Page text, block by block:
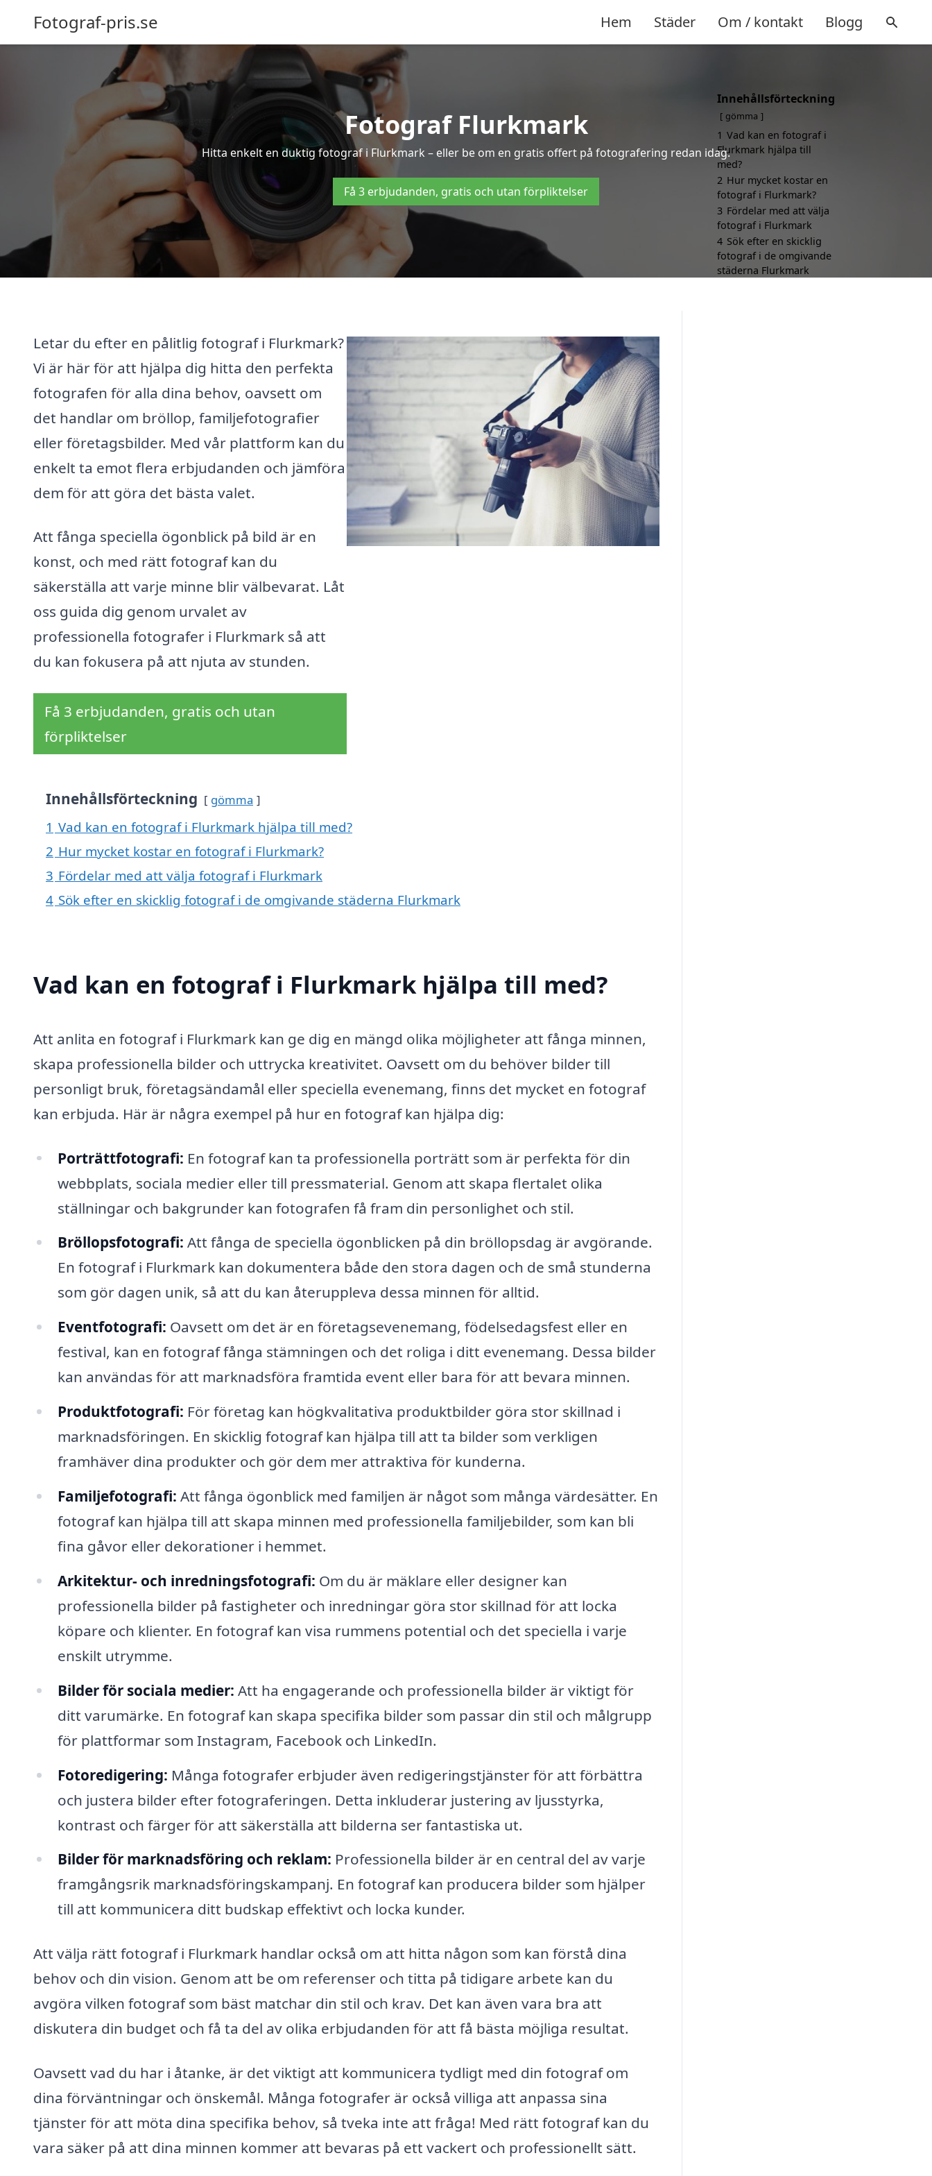
Fotograf-pris.se Hem Städer Om / kontakt Blogg
Fotograf Flurkmark
Hitta enkelt en duktig fotograf i Flurkmark – eller be om en gratis offert på fotografering redan idag.
Få 3 erbjudanden, gratis och utan förpliktelser
Letar du efter en pålitlig fotograf i Flurkmark?
Vi är här för att hjälpa dig hitta den perfekta
fotografen för alla dina behov, oavsett om
det handlar om bröllop, familjefotografier
eller företagsbilder. Med vår plattform kan du
enkelt ta emot flera erbjudanden och jämföra
dem för att göra det bästa valet.
Att fånga speciella ögonblick på bild är en
konst, och med rätt fotograf kan du
säkerställa att varje minne blir välbevarat. Låt
oss guida dig genom urvalet av
professionella fotografer i Flurkmark så att
du kan fokusera på att njuta av stunden.
Få 3 erbjudanden, gratis och utan
förpliktelser
Innehållsförteckning gömma
1 Vad kan en fotograf i Flurkmark hjälpa till med?
2 Hur mycket kostar en fotograf i Flurkmark?
3 Fördelar med att välja fotograf i Flurkmark
4 Sök efter en skicklig fotograf i de omgivande städerna Flurkmark
Vad kan en fotograf i Flurkmark hjälpa till med?
Att anlita en fotograf i Flurkmark kan ge dig en mängd olika möjligheter att fånga minnen,
skapa professionella bilder och uttrycka kreativitet. Oavsett om du behöver bilder till
personligt bruk, företagsändamål eller speciella evenemang, finns det mycket en fotograf
kan erbjuda. Här är några exempel på hur en fotograf kan hjälpa dig:
Porträttfotografi: En fotograf kan ta professionella porträtt som är perfekta för din
webbplats, sociala medier eller till pressmaterial. Genom att skapa flertalet olika
ställningar och bakgrunder kan fotografen få fram din personlighet och stil.
Bröllopsfotografi: Att fånga de speciella ögonblicken på din bröllopsdag är avgörande.
En fotograf i Flurkmark kan dokumentera både den stora dagen och de små stunderna
som gör dagen unik, så att du kan återuppleva dessa minnen för alltid.
Eventfotografi: Oavsett om det är en företagsevenemang, födelsedagsfest eller en
festival, kan en fotograf fånga stämningen och det roliga i ditt evenemang. Dessa bilder
kan användas för att marknadsföra framtida event eller bara för att bevara minnen.
Produktfotografi: För företag kan högkvalitativa produktbilder göra stor skillnad i
marknadsföringen. En skicklig fotograf kan hjälpa till att ta bilder som verkligen
framhäver dina produkter och gör dem mer attraktiva för kunderna.
Familjefotografi: Att fånga ögonblick med familjen är något som många värdesätter. En
fotograf kan hjälpa till att skapa minnen med professionella familjebilder, som kan bli
fina gåvor eller dekorationer i hemmet.
Arkitektur- och inredningsfotografi: Om du är mäklare eller designer kan
professionella bilder på fastigheter och inredningar göra stor skillnad för att locka
köpare och klienter. En fotograf kan visa rummens potential och det speciella i varje
enskilt utrymme.
Bilder för sociala medier: Att ha engagerande och professionella bilder är viktigt för
ditt varumärke. En fotograf kan skapa specifika bilder som passar din stil och målgrupp
för plattformar som Instagram, Facebook och LinkedIn.
Fotoredigering: Många fotografer erbjuder även redigeringstjänster för att förbättra
och justera bilder efter fotograferingen. Detta inkluderar justering av ljusstyrka,
kontrast och färger för att säkerställa att bilderna ser fantastiska ut.
Bilder för marknadsföring och reklam: Professionella bilder är en central del av varje
framgångsrik marknadsföringskampanj. En fotograf kan producera bilder som hjälper
till att kommunicera ditt budskap effektivt och locka kunder.
Att välja rätt fotograf i Flurkmark handlar också om att hitta någon som kan förstå dina
behov och din vision. Genom att be om referenser och titta på tidigare arbete kan du
avgöra vilken fotograf som bäst matchar din stil och krav. Det kan även vara bra att
diskutera din budget och få ta del av olika erbjudanden för att få bästa möjliga resultat.
Oavsett vad du har i åtanke, är det viktigt att kommunicera tydligt med din fotograf om
dina förväntningar och önskemål. Många fotografer är också villiga att anpassa sina
tjänster för att möta dina specifika behov, så tveka inte att fråga! Med rätt fotograf kan du
vara säker på att dina minnen kommer att bevaras på ett vackert och professionellt sätt.
Innehållsförteckning
gömma
1 Vad kan en fotograf i
Flurkmark hjälpa till
med?
2 Hur mycket kostar en
fotograf i Flurkmark?
3 Fördelar med att välja
fotograf i Flurkmark
4 Sök efter en skicklig
fotograf i de omgivande
städerna Flurkmark